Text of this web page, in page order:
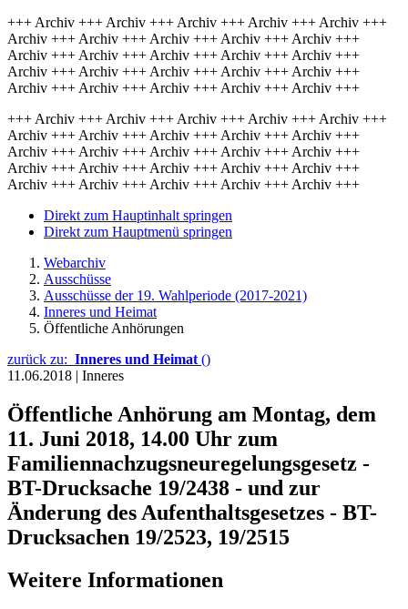
+++ Archiv +++ Archiv +++ Archiv +++ Archiv +++ Archiv +++
Archiv +++ Archiv +++ Archiv +++ Archiv +++ Archiv +++
Archiv +++ Archiv +++ Archiv +++ Archiv +++ Archiv +++
Archiv +++ Archiv +++ Archiv +++ Archiv +++ Archiv +++
Archiv +++ Archiv +++ Archiv +++ Archiv +++ Archiv +++
+++ Archiv +++ Archiv +++ Archiv +++ Archiv +++ Archiv +++
Archiv +++ Archiv +++ Archiv +++ Archiv +++ Archiv +++
Archiv +++ Archiv +++ Archiv +++ Archiv +++ Archiv +++
Archiv +++ Archiv +++ Archiv +++ Archiv +++ Archiv +++
Archiv +++ Archiv +++ Archiv +++ Archiv +++ Archiv +++
Direkt zum Hauptinhalt springen
Direkt zum Hauptmenü springen
Webarchiv
Ausschüsse
Ausschüsse der 19. Wahlperiode (2017-2021)
Inneres und Heimat
Öffentliche Anhörungen
zurück zu: Inneres und Heimat ()
11.06.2018 | Inneres
Öffentliche Anhörung am Montag, dem
11. Juni 2018, 14.00 Uhr zum
Familiennachzugsneuregelungsgesetz -
BT-Drucksache 19/2438 - und zur
Änderung des Aufenthaltsgesetzes - BT-
Drucksachen 19/2523, 19/2515
Weitere Informationen